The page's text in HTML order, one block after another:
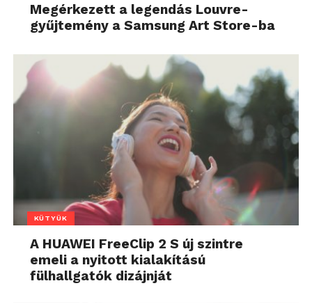
Megérkezett a legendás Louvre-
gyűjtemény a Samsung Art Store-ba
KÜTYÜK
A HUAWEI FreeClip 2 S új szintre
emeli a nyitott kialakítású
fülhallgatók dizájnját